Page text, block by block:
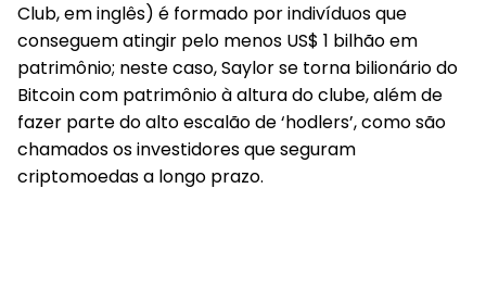
Club, em inglês) é formado por indivíduos que
conseguem atingir pelo menos US$ 1 bilhão em
patrimônio; neste caso, Saylor se torna bilionário do
Bitcoin com patrimônio à altura do clube, além de
fazer parte do alto escalão de ‘hodlers’, como são
chamados os investidores que seguram
criptomoedas a longo prazo.